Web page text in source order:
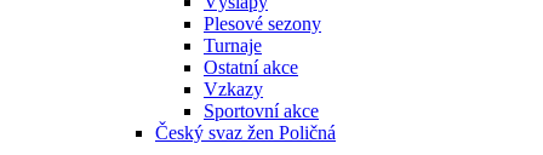
Plesové sezony
Turnaje
Ostatní akce
Vzkazy
Sportovní akce
Český svaz žen Poličná